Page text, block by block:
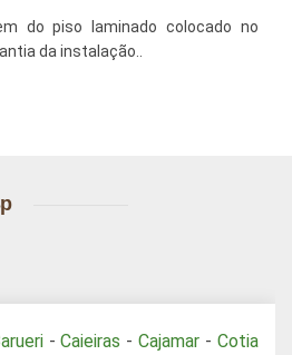
do piso laminado colocado no
da instalação..
-Caieiras -Cajamar -Cotia